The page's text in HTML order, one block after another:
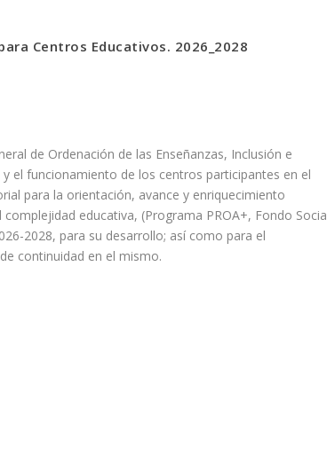
Centros Educativos. 2026_2028
de Ordenación de las Enseñanzas, Inclusión e
el funcionamiento de los centros participantes en el
para la orientación, avance y enriquecimiento
educativa, (Programa PROA+, Fondo
2028, para su desarrollo; así como para el
continuidad en el mismo.